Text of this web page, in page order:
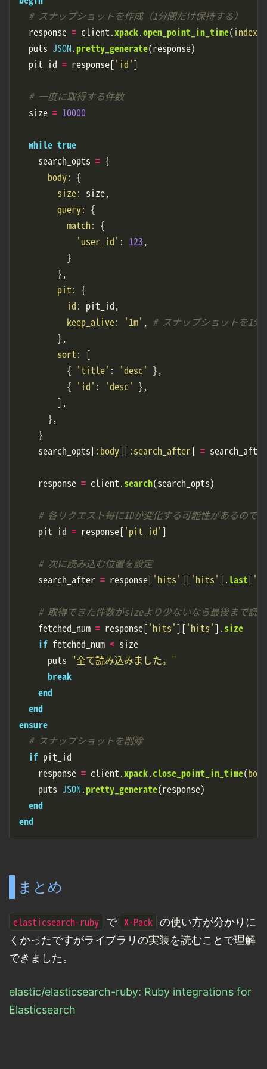
# スナップショットを作成（1分間だけ保持する）
response = client.xpack.open_point_in_time(index:
puts JSON.pretty_generate(response)
pit_id = response['id']
# 一度に取得する件数
size = 10000
while true
search_opts = {
body: {
size: size,
query: {
match: {
'user_id' : 123,
}
},
pit: {
id: pit_id,
keep_alive: '1m' , # スナップショットを1分
},
sort: [
{ 'title' : 'desc' },
{ 'id' : 'desc' },
],
},
}
search_opts[:body][:search_after] = search_after
response = client.search(search_opts)
# 各リクエスト毎にIDが変化する可能性があるので
pit_id = response['pit_id']
# 次に読み込む位置を設定
search_after = response['hits']['hits']. last[
# 取得できた件数がsizeより少ないなら最後まで読
fetched_num = response['hits']['hits'].size
if fetched_num < size
puts "全て読み込みました。"
break
end
end
ensure
# スナップショットを削除
if pit_id
response = client.xpack.close_point_in_time(
puts JSON.pretty_generate(response)
end
end
まとめ
elasticsearch-ruby で X-Pack の使い方が分かりに
くかったですがライブラリの実装を読むことで理解
できました。
elastic/elasticsearch-ruby: Ruby integrations for
Elasticsearch